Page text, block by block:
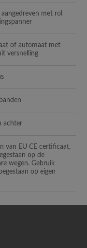
aangedreven met rol
of automaat met
versnelling
achter
van EU CE certificaat,
op de
wegen. Gebruik
op eigen